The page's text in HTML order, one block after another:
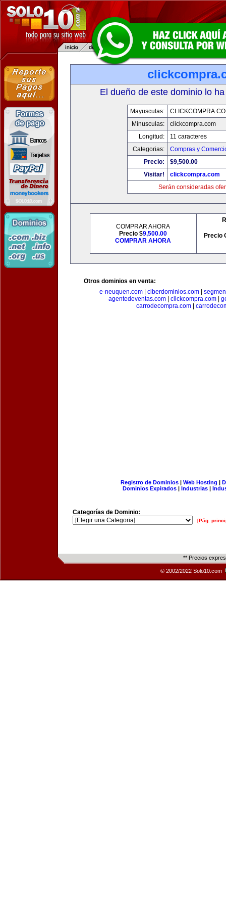
El dueño de este dominio lo
Mayusculas:
Minusculas:
clickcompra.com
Longitud:
11 caracteres
Categorias:
Compras y
Precio:
$9,500.00
Visitar!
clickcompra.com
Serán consideradas
COMPRAR AHORA
Precio $9,500.00
COMPRAR AHORA
Precio
Otros dominios en venta:
e-neuquen.com
ciberdominios.com
agentedeventas.com| clickcompra.com|
carrodecompra.com|
Registro de Dominios| Web Hosting |
Dominios Expirados | Industrias |
Categorías de Dominio:
[Pág.
** Precios
© 2002/2022 Solo10.com